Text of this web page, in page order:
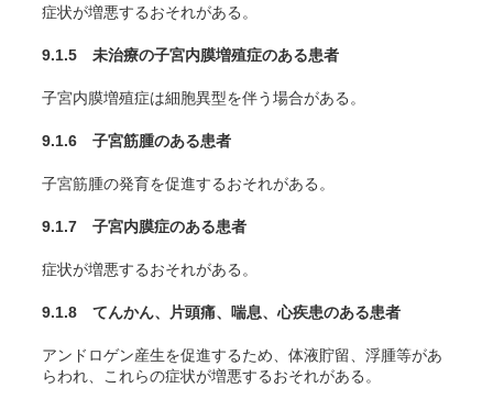
症状が増悪するおそれがある。
9.1.5 未治療の子宮内膜増殖症のある患者
子宮内膜増殖症は細胞異型を伴う場合がある。
9.1.6 子宮筋腫のある患者
子宮筋腫の発育を促進するおそれがある。
9.1.7 子宮内膜症のある患者
症状が増悪するおそれがある。
9.1.8 てんかん、片頭痛、喘息、心疾患のある患者
アンドロゲン産生を促進するため、体液貯留、浮腫等があ
らわれ、これらの症状が増悪するおそれがある。